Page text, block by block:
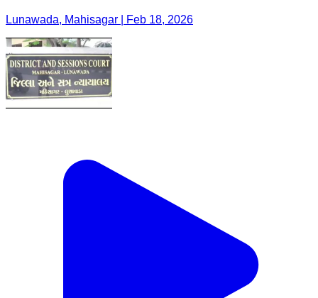
Lunawada, Mahisagar | Feb 18, 2026